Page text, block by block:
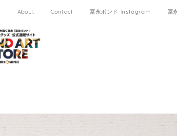
About Contact 冨永ボンド Instagram 冨